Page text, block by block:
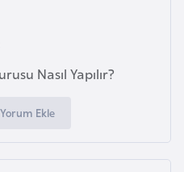
Nasıl Yapılır?
Yorum Ekle